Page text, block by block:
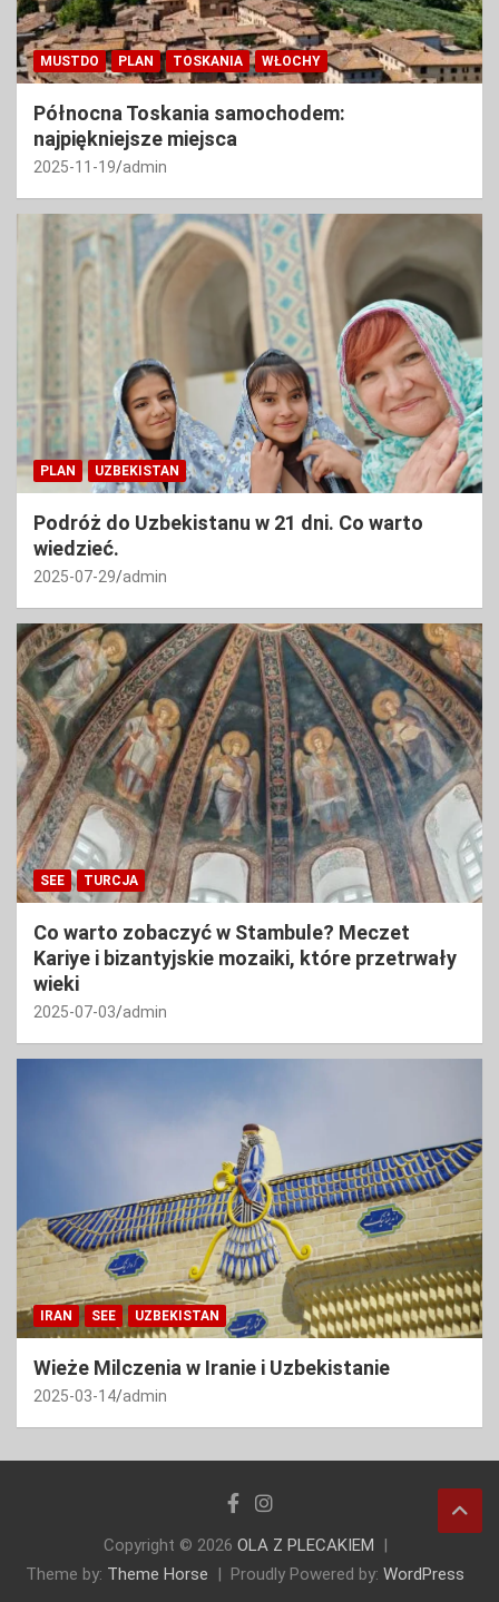
MUSTDO PLAN TOSKANIA WŁOCHY
Północna Toskania samochodem:
najpiękniejsze miejsca
2025-11-19 admin
PLAN UZBEKISTAN
Podróż do Uzbekistanu w 21 dni. Co warto
wiedzieć.
2025-07-29 admin
SEE TURCJA
Co warto zobaczyć w Stambule? Meczet
Kariye i bizantyjskie mozaiki, które przetrwały
wieki
2025-07-03 admin
IRAN SEE UZBEKISTAN
Wieże Milczenia w Iranie i Uzbekistanie
2025-03-14 admin
Copyright © 2026 OLA Z PLECAKIEM
Theme by: Theme Horse Proudly Powered by: WordPress